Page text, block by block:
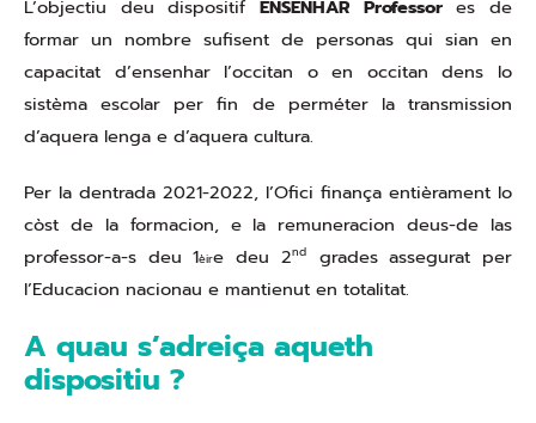
L’objectiu deu dispositif ENSENHAR Professores de
formar un nombre sufisent de personas qui sian en
capacitat d’ensenhar l’occitan o en occitan dens lo
sistèma escolar per fin de perméter la transmission
d’aquera lenga e d’aquera cultura.
Per la dentrada 2021-2022, l’Ofici finança entièrament lo
còst de la formacion, e la remuneracion deus-de las
professor-a-s deu 1èire deu 2nd
grades assegurat per
l’Educacion nacionau e mantienut en totalitat.
A quau s’adreiça aqueth
dispositiu ?